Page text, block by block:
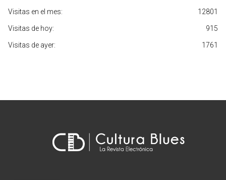
12801
Visitas en el mes:
915
Visitas de hoy:
1761
Visitas de ayer: